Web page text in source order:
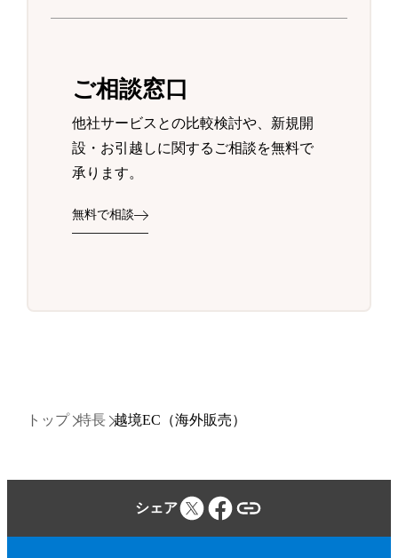
ご相談窓口
他社サービスとの比較検討や、新規開
設・お引越しに関するご相談を無料で
承ります。
無料で相談
トップ 特長 越境EC（海外販売）
シェア